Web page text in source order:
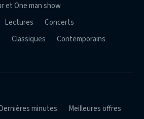
et One man show
Lectures
Concerts
Classiques
Contemporains
minutes
Meilleures offres